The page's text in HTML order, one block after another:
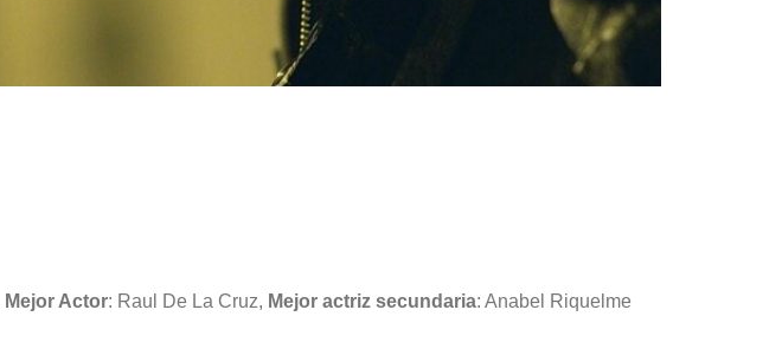
Mejor Actor: Raul De La Cruz, Mejor actriz secundaria: Anabel Riquelme